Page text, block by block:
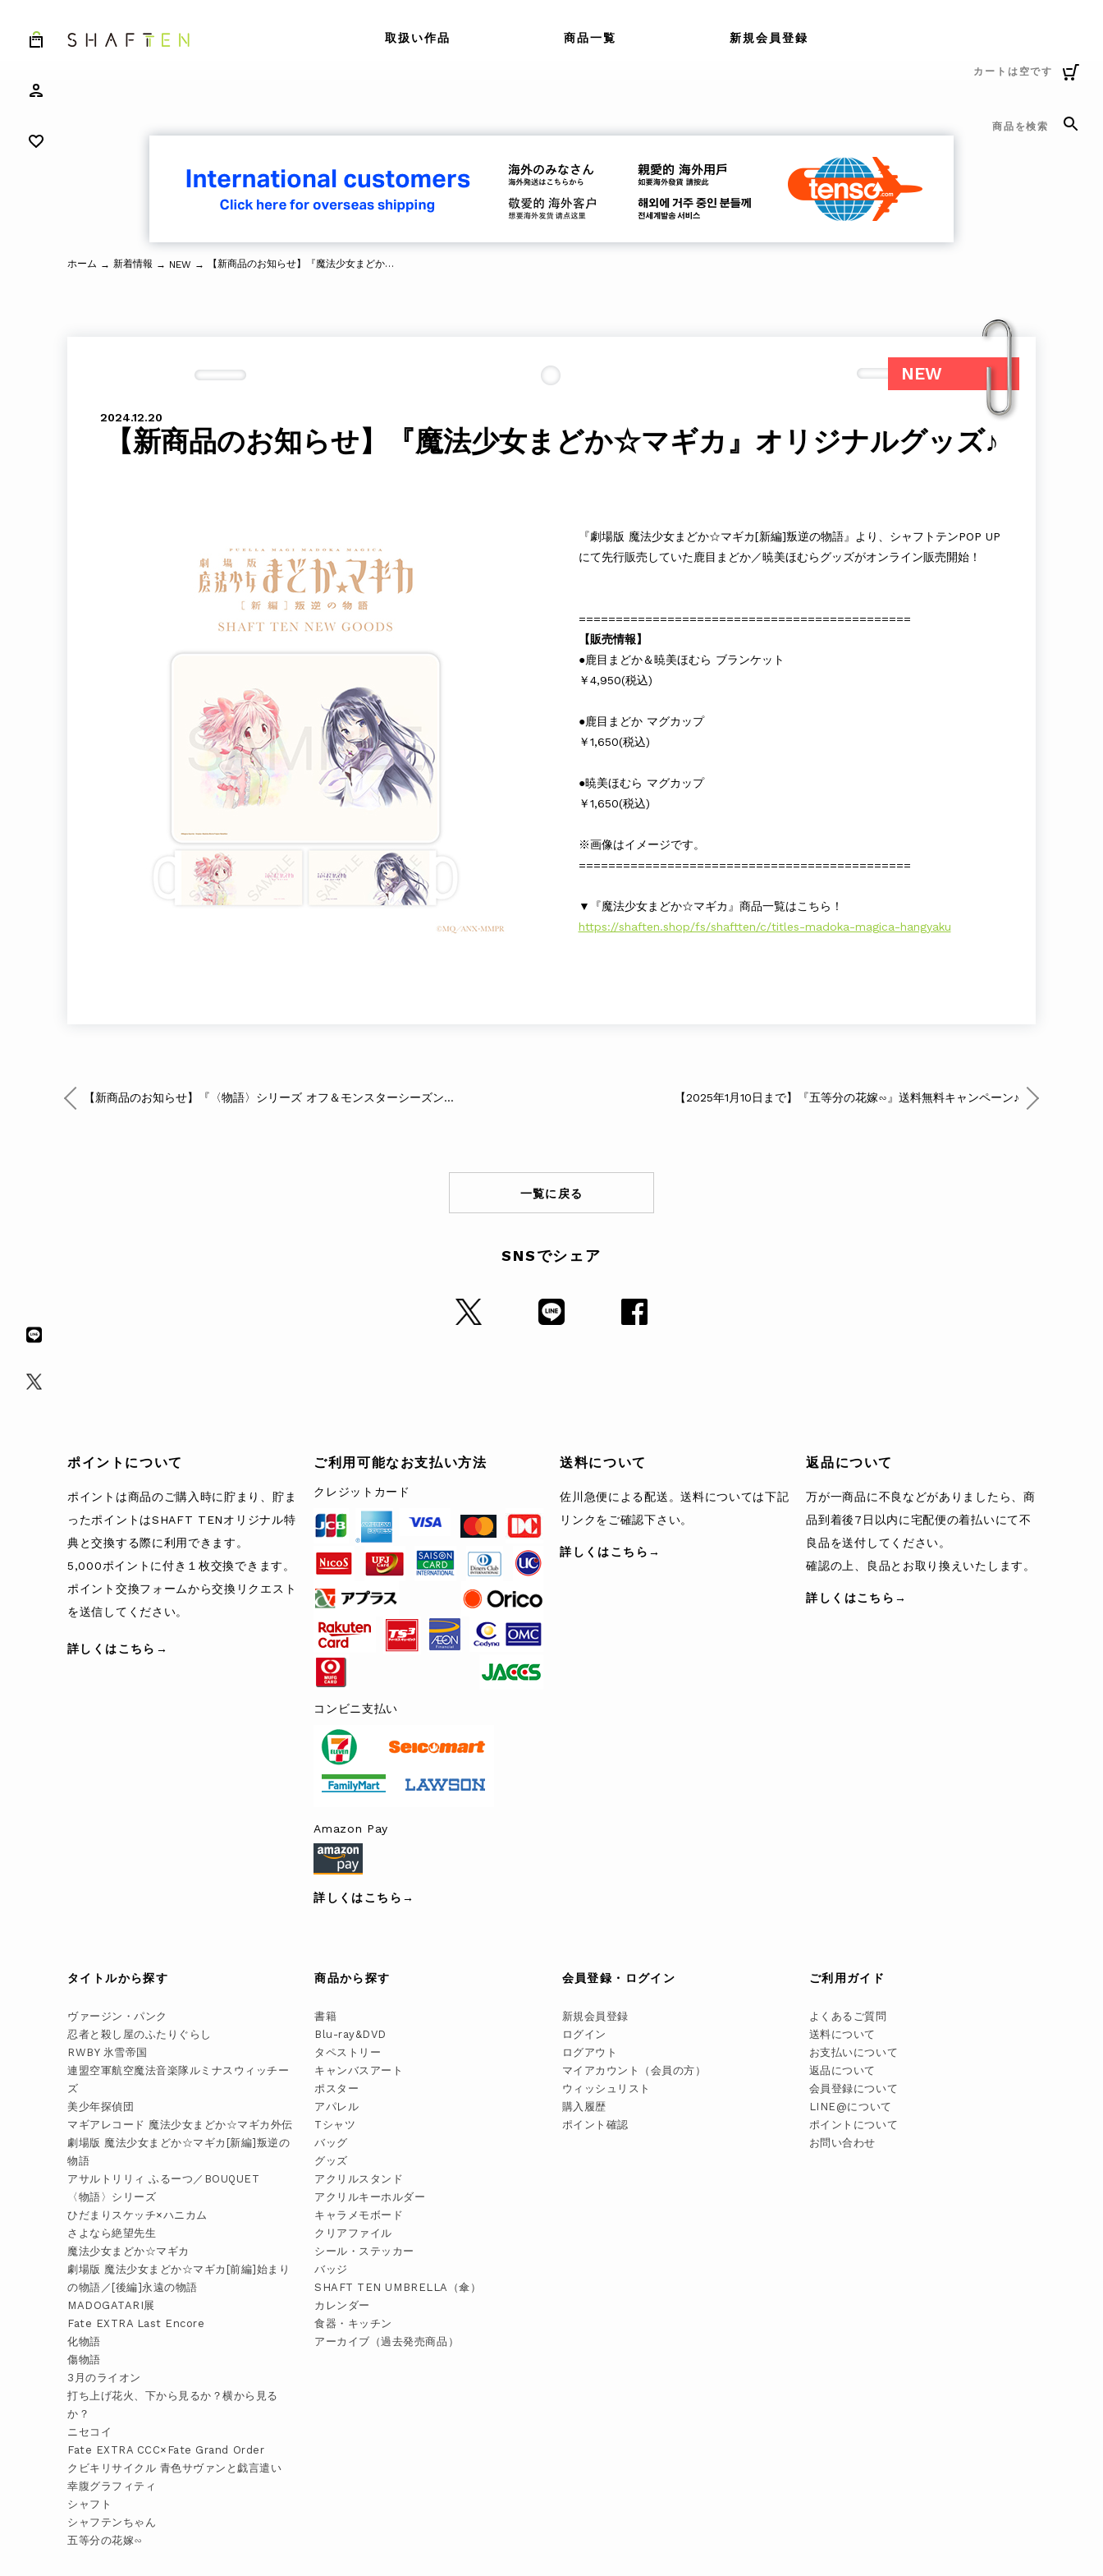
取扱い作品 商品一覧 新規会員登録
カートは空です
商品を検索
ホーム → 新着情報 → NEW → 【新商品のお知らせ】『魔法少女まどか☆マギカ』オリジナルグッズ♪
2024.12.20
【新商品のお知らせ】『魔法少女まどか☆マギカ』オリジナルグッズ♪
『劇場版 魔法少女まどか☆マギカ[新編]叛逆の物語』より、シャフトテンPOP UP
にて先行販売していた鹿目まどか／暁美ほむらグッズがオンライン販売開始！
=============================================
【販売情報】
●鹿目まどか＆暁美ほむら ブランケット
￥4,950(税込)
●鹿目まどか マグカップ
￥1,650(税込)
●暁美ほむら マグカップ
￥1,650(税込)
※画像はイメージです。
=============================================
▼『魔法少女まどか☆マギカ』商品一覧はこちら！
https://shaften.shop/fs/shaftten/c/titles-madoka-magica-hangyaku
NEW
【新商品のお知らせ】『〈物語〉シリーズ オフ＆モンスターシーズン』オリジナルグッズ♪ 【2025年1月10日まで】『五等分の花嫁∽』送料無料キャンペーン♪
一覧に戻る
SNSでシェア
ポイントについて
ポイントは商品のご購入時に貯まり、貯ま
ったポイントはSHAFT TENオリジナル特
典と交換する際に利用できます。
5,000ポイントに付き１枚交換できます。
ポイント交換フォームから交換リクエスト
を送信してください。
詳しくはこちら→
ご利用可能なお支払い方法
クレジットカード
コンビニ支払い
Amazon Pay
詳しくはこちら→
送料について
佐川急便による配送。送料については下記
リンクをご確認下さい。
詳しくはこちら→
返品について
万が一商品に不良などがありましたら、商
品到着後7日以内に宅配便の着払いにて不
良品を送付してください。
確認の上、良品とお取り換えいたします。
詳しくはこちら→
タイトルから探す
ヴァージン・パンク
忍者と殺し屋のふたりぐらし
RWBY 氷雪帝国
連盟空軍航空魔法音楽隊ルミナスウィッチー
ズ
美少年探偵団
マギアレコード 魔法少女まどか☆マギカ外伝
劇場版 魔法少女まどか☆マギカ[新編]叛逆の
物語
アサルトリリィ ふるーつ／BOUQUET
〈物語〉シリーズ
ひだまりスケッチ×ハニカム
さよなら絶望先生
魔法少女まどか☆マギカ
劇場版 魔法少女まどか☆マギカ[前編]始まり
の物語／[後編]永遠の物語
MADOGATARI展
Fate EXTRA Last Encore
化物語
傷物語
3月のライオン
打ち上げ花火、下から見るか？横から見る
か？
ニセコイ
Fate EXTRA CCC×Fate Grand Order
クビキリサイクル 青色サヴァンと戯言遣い
幸腹グラフィティ
シャフト
シャフテンちゃん
五等分の花嫁∽
商品から探す
書籍
Blu-ray&DVD
タペストリー
キャンバスアート
ポスター
アパレル
Tシャツ
バッグ
グッズ
アクリルスタンド
アクリルキーホルダー
キャラメモボード
クリアファイル
シール・ステッカー
バッジ
SHAFT TEN UMBRELLA（傘）
カレンダー
食器・キッチン
アーカイブ（過去発売商品）
会員登録・ログイン
新規会員登録
ログイン
ログアウト
マイアカウント（会員の方）
ウィッシュリスト
購入履歴
ポイント確認
ご利用ガイド
よくあるご質問
送料について
お支払いについて
返品について
会員登録について
LINE@について
ポイントについて
お問い合わせ